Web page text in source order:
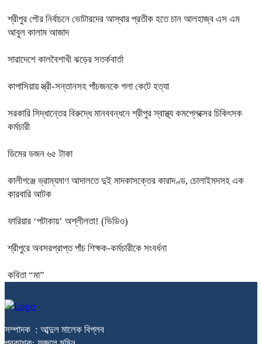
শ্রীপুর পৌর নির্বাচনে ভোটারদের আস্থার প্রতীক হতে চান আলহাজ্ব এস এম
আবুল কালাম আজাদ
সারাদেশে কালবৈশাখী ঝড়ের সতর্কবার্তা
কাপাসিয়ায় স্ত্রী-সন্তানসহ পাঁচজনকে গলা কেটে হত্যা
সরকারি সিদ্ধান্তের বিরুদ্ধে মানববন্ধনে শ্রীপুর স্বাস্থ্য কমপ্লেক্সের চিকিৎসক
কর্মচারী
ডিমের ডজন ৬৫ টাকা
কালীগঞ্জে ভ্রাম্যমাণ আদালতে দুই মাদকাসক্তের কারাদণ্ড, চোলাইমদসহ এক
কারবারি আটক
ফারিয়ার ‘পটাকায়’ অশ্লীলতা! (ভিডিও)
শ্রীপুরে অবসরপ্রাপ্ত পাঁচ শিক্ষক-কর্মচারীকে সংবর্ধনা
কবিতা “মা”
সম্পাদক : আব্দুল মালেক বিপ্লব